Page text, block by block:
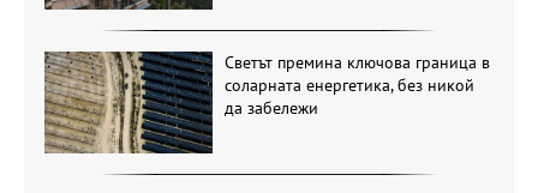
Светът премина ключова граница в
соларната енергетика, без никой
да забележи